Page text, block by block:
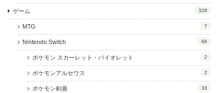
ゲーム 328
MTG 7
Nintendo Switch 66
ポケモン スカーレット・バイオレット 2
ポケモンアルセウス 2
ポケモン剣盾 33